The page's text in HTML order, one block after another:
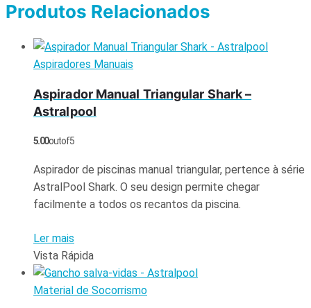
Produtos Relacionados
Aspiradores Manuais
Aspirador Manual Triangular Shark –
Astralpool
5.00out of 5
Aspirador de piscinas manual triangular, pertence à série
AstralPool Shark. O seu design permite chegar
facilmente a todos os recantos da piscina.
Ler mais
Vista Rápida
Material de Socorrismo